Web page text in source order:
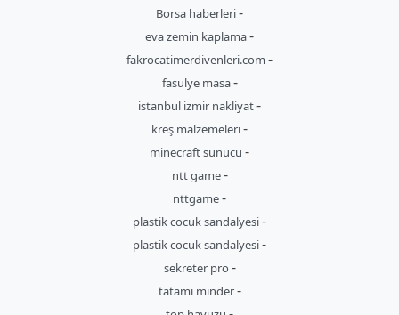
Borsa haberleri-
eva zemin kaplama-
fakrocatimerdivenleri.com -
fasulye masa-
istanbul izmir nakliyat-
kreş malzemeleri-
minecraft sunucu -
ntt game-
nttgame-
plastik cocuk sandalyesi-
plastik cocuk sandalyesi-
sekreter pro -
tatami minder-